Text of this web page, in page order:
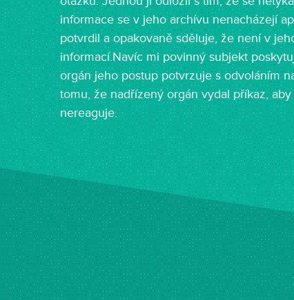
informace se v jeho archívu nenacházejí
potvrdil a opakovaně sděluje, že není v
informací.Navíc mi povinný subjekt
orgán jeho postup potvrzuje s odvoláním
tomu, že nadřízený orgán vydal příkaz,
nereaguje.